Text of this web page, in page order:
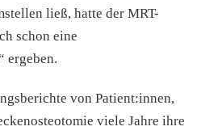
ließ, hatte der MRT-
schon eine
ergeben.
von Patient:innen,
viele Jahre ihre